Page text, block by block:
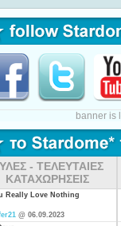
banner is
- ΤΕΛΕΥΤΑΙΕΣ
ΚΑΤΑΧΩΡΗΣΕΙΣ
Really Love Nothing
@ 06.09.2023